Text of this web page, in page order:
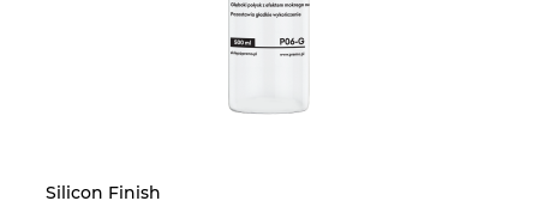
Silicon Finish